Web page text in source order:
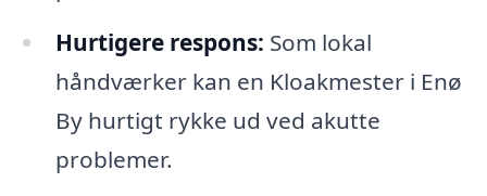
Hurtigere respons: Som lokal
håndværker kan en Kloakmester i Enø
By hurtigt rykke ud ved akutte
problemer.